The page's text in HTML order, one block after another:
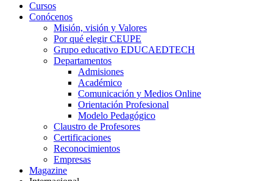
Cursos
Conócenos
Misión, visión y Valores
Por qué elegir CEUPE
Grupo educativo EDUCAEDTECH
Departamentos
Admisiones
Académico
Comunicación y Medios Online
Orientación Profesional
Modelo Pedagógico
Claustro de Profesores
Certificaciones
Reconocimientos
Empresas
Magazine